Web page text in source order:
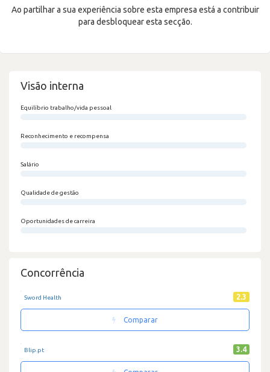
Ao partilhar a sua experiência sobre esta empresa está a contribuir
para desbloquear esta secção.
Visão interna
Equilíbrio trabalho/vida pessoal
Reconhecimento e recompensa
Salário
Qualidade de gestão
Oportunidades de carreira
Concorrência
Sword Health 2.3
Comparar
Blip.pt 3.4